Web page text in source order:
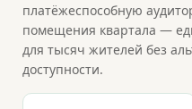
платёжеспособную
помещения квартала —
для тысяч жителей без
доступности.